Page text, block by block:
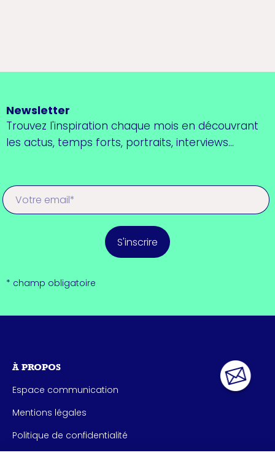
Newsletter
Trouvez l'inspiration chaque mois en découvrant
les actus, temps forts, portraits, interviews...
S'inscrire
* champ obligatoire
À PROPOS
Espace communication
Mentions légales
Politique de confidentialité